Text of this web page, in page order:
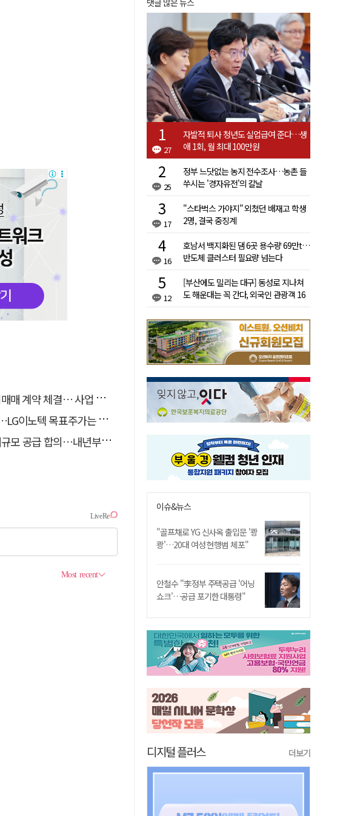
계약 체결… 사업 본궤도
목표주가는 왜 엇갈릴까
합의…내년부터 6년간 19만t
댓글 많은 뉴스
27
자발적 퇴사 청년도 실업급여 준다…생
애 1회, 월 최대 100만원
25
정부 느닷없는 농지 전수조사…농촌 들
쑤시는 '경자유전'의 칼날
17
"스타벅스 가야지" 외쳤던 배재고 학생
2명, 결국 중징계
16
호남서 백지화된 댐 6곳 용수량 69만t…
반도체 클러스터 필요량 넘는다
12
[부산에도 밀리는 대구] 동성로 지나쳐
도 해운대는 꼭 간다, 외국인 관광객 16
이슈&뉴스
"골프채로 YG 신사옥 출입문 '쾅
쾅'…20대 여성 현행범 체포"
안철수 "李정부 주택공급 '어닝
쇼크'…공급 포기한 대통령"
디지털 플러스 더보기